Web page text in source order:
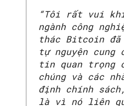
“Tôi rất vui
ngành công
thác Bitcoin đã
tự nguyện cung
tin quan trọng
chúng và các
định chính
là vì nó liên